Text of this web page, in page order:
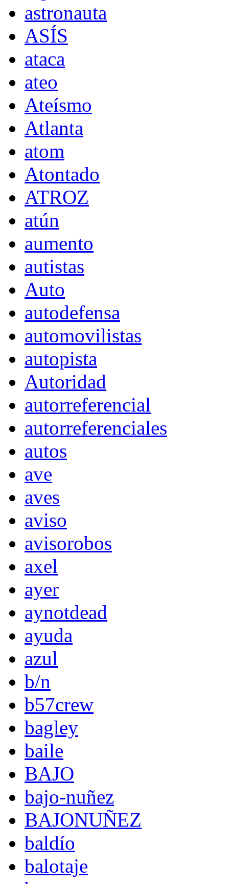
astronauta
ASÍS
ataca
ateo
Ateísmo
Atlanta
atom
Atontado
ATROZ
atún
aumento
autistas
Auto
autodefensa
automovilistas
autopista
Autoridad
autorreferencial
autorreferenciales
autos
ave
aves
aviso
avisorobos
axel
ayer
aynotdead
ayuda
azul
b/n
b57crew
bagley
baile
BAJO
bajo-nuñez
BAJONUÑEZ
baldío
balotaje